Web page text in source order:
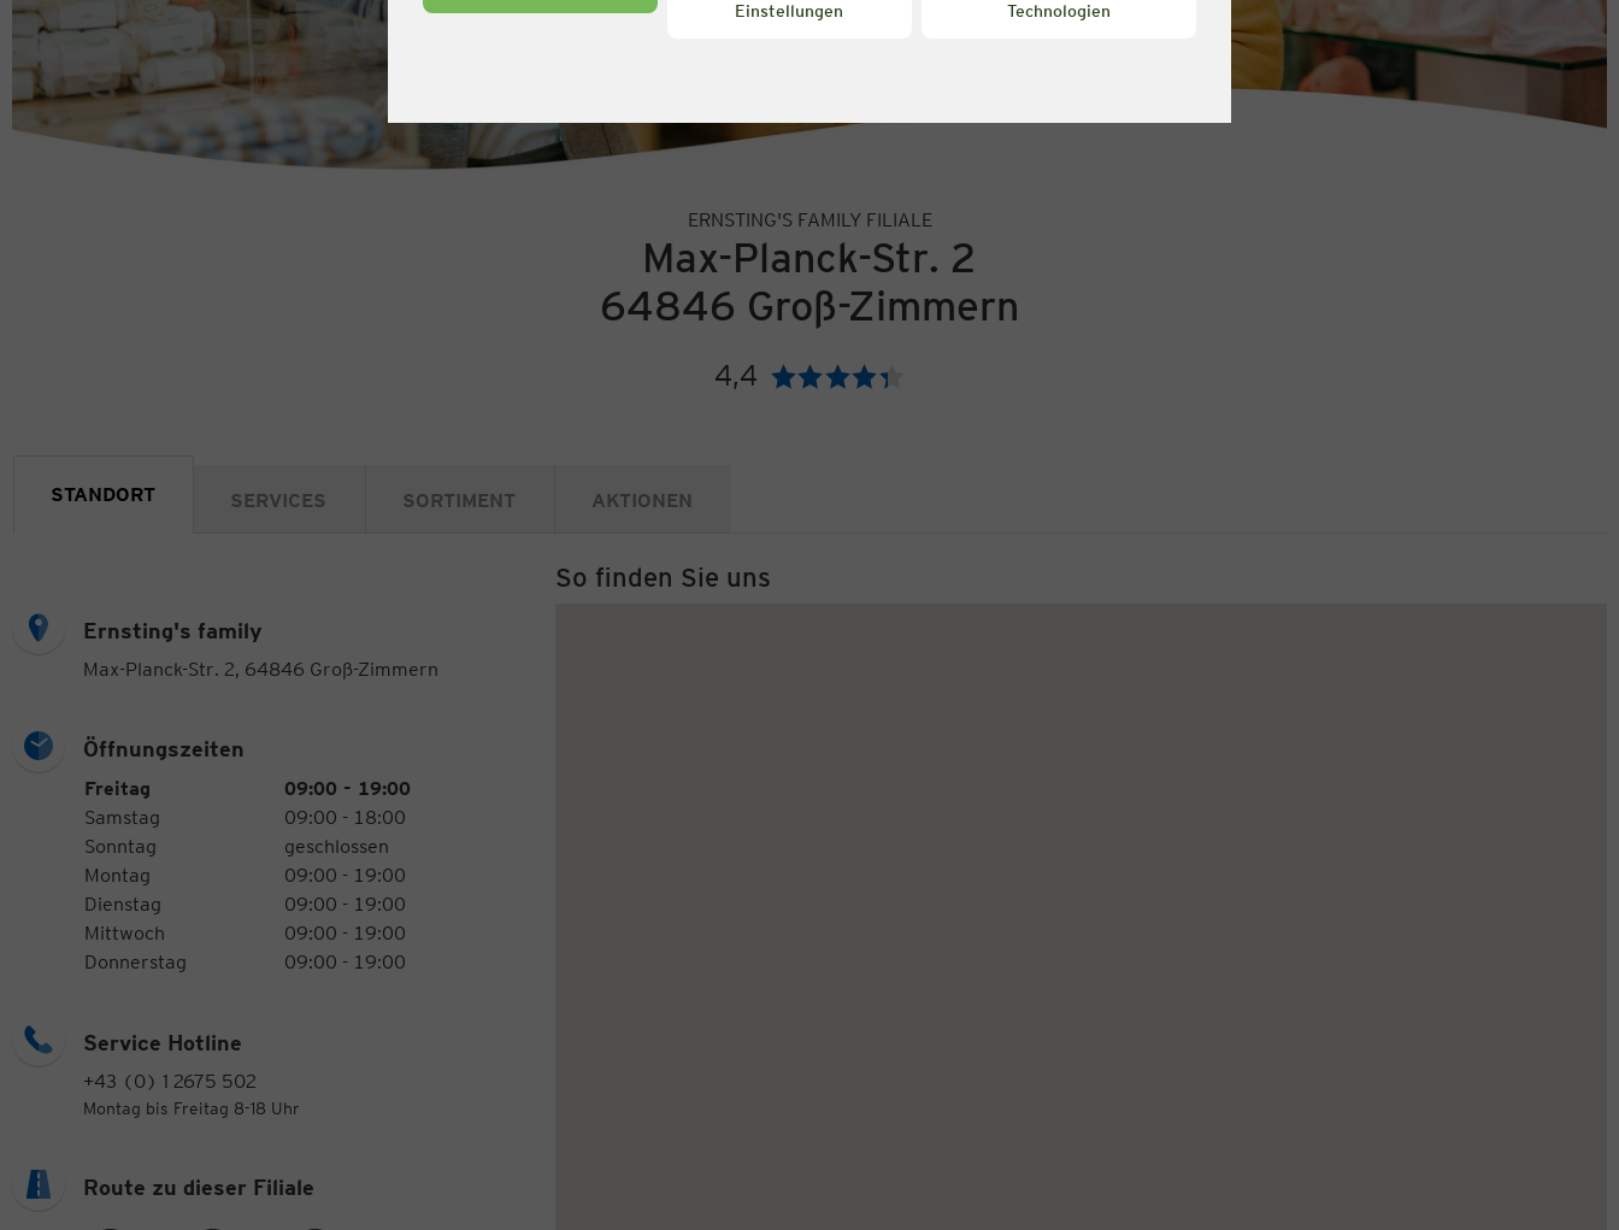
Einstellungen
Technologien
ERNSTING'S FAMILY FILIALE
Max-Planck-Str. 2
64846 Groß-Zimmern
4,4 Bewertung:
STANDORT SERVICES SORTIMENT AKTIONEN
Ernsting's family
Max-Planck-Str. 2, 64846 Groß-Zimmern
Öffnungszeiten
Öffnungszeiten
Wochentag
Freitag
09:00 - 19:00
Samstag
09:00 - 18:00
Sonntag
geschlossen
Montag
09:00 - 19:00
Dienstag
09:00 - 19:00
Mittwoch
09:00 - 19:00
Donnerstag
09:00 - 19:00
Service Hotline
+43 (0) 1 2675 502
Montag bis Freitag 8-18 Uhr
So finden Sie uns
Route zu dieser Filiale